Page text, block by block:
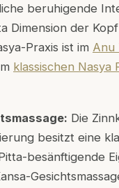
beruhigende
Dimension der
Praxis ist im Anu
klassischen Nasya
Die
besitzt eine
besänftigende